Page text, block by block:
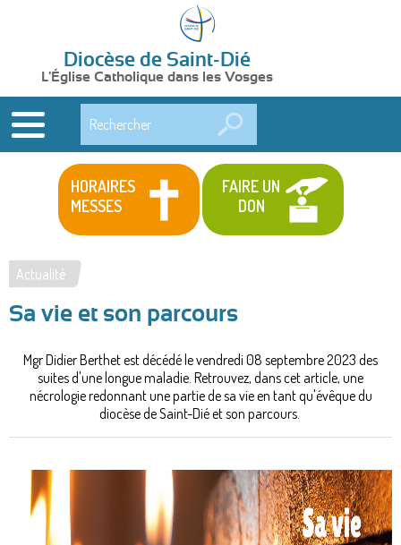
Diocèse de Saint-Dié
L'Église Catholique dans les Vosges
HORAIRES
MESSES
FAIRE UN
DON
Vous
êtes
ici
Actualité
Sa vie et son parcours
Mgr Didier Berthet est décédé le vendredi 08 septembre 2023 des
suites d'une longue maladie. Retrouvez, dans cet article, une
nécrologie redonnant une partie de sa vie en tant qu'évêque du
diocèse de Saint-Dié et son parcours.